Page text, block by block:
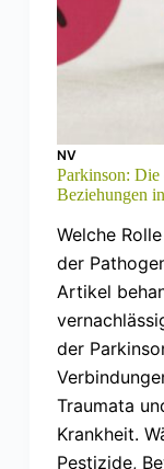
NV
Parkinson: Die
Beziehungen
Welche
der
Artikel
der
Traumata
Krankheit.
Pestizide,